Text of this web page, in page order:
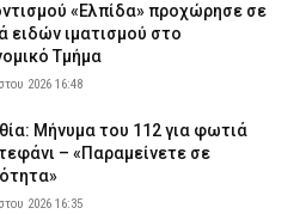
«Ελπίδα» προχώρησε σε
ειδών ιματισμού στο
Τμήμα
2026 16:48
Μήνυμα του 112 για φωτιά
– «Παραμείνετε σε
2026 16:35